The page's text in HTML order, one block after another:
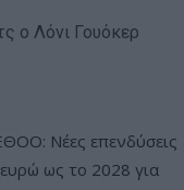
ο Λόνι Γουόκερ